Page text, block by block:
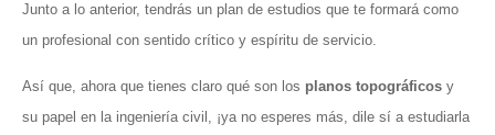
Junto a lo anterior, tendrás un plan de estudios que te formará como
un profesional con sentido crítico y espíritu de servicio.
Así que, ahora que tienes claro qué son los planos topográficos y
su papel en la ingeniería civil, ¡ya no esperes más, dile sí a estudiarla